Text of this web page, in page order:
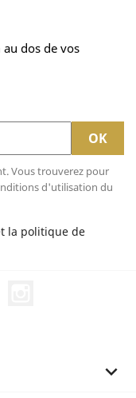
dos de vos
Vous trouverez pour
d'utilisation du
la politique de
